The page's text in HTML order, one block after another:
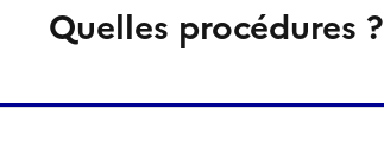
Quelles procédures ?